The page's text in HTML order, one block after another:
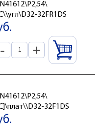
32FR1DS
- +
32F1DS